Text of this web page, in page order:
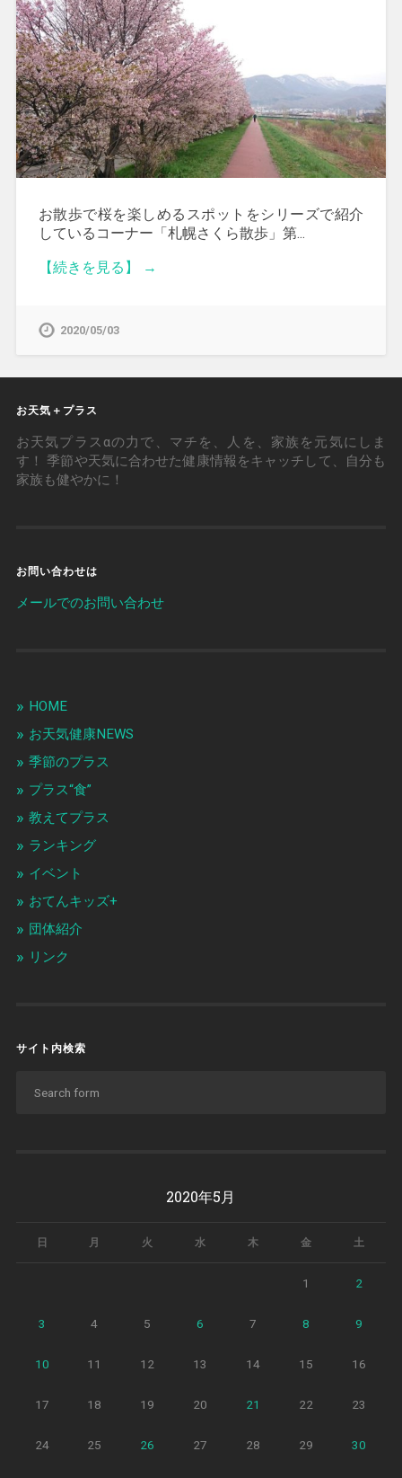
お散歩で桜を楽しめるスポットをシリーズで紹介
しているコーナー「札幌さくら散歩」第...
【続きを見る】 →
2020/05/03
お天気＋プラス
お天気プラスαの力で、マチを、人を、家族を元気にしま
す！ 季節や天気に合わせた健康情報をキャッチして、自分も
家族も健やかに！
お問い合わせは
メールでのお問い合わせ
HOME
お天気健康NEWS
季節のプラス
プラス“食”
教えてプラス
ランキング
イベント
おてんキッズ+
団体紹介
リンク
サイト内検索
2020年5月
日 月 火 水 木 金 土
1 2
3 4 5 6 7 8 9
10 11 12 13 14 15 16
17 18 19 20 21 22 23
24 25 26 27 28 29 30